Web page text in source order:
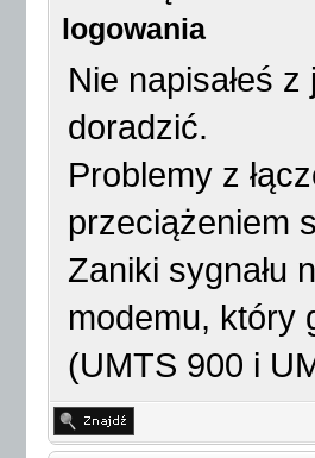
logowania
Nie napisałeś
doradzić.
Problemy z
przeciążeniem
Zaniki sygnału
modemu, który
(UMTS 900 i